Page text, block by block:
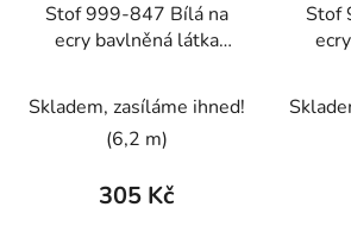
Stof 999-847 Bílá na
ecry bavlněná látka
Skladem, zasíláme ihned!
(6,2 m)
305 Kč
Stof